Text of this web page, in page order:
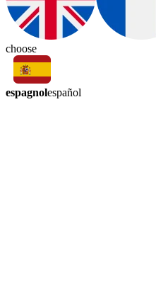
choose
espagnolespañol